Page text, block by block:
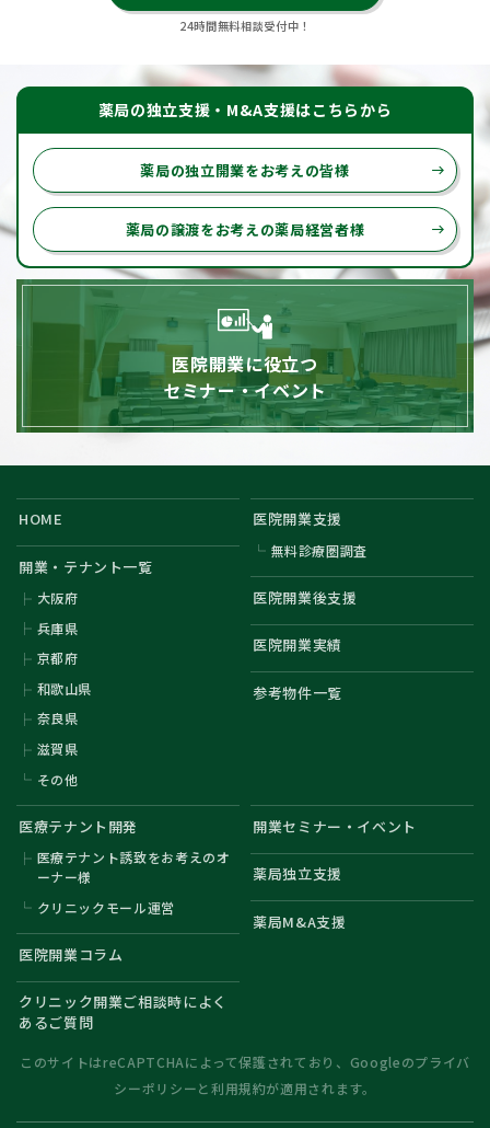
24時間無料相談受付中！
薬局の独立支援・M&A支援はこちらから
薬局の独立開業をお考えの皆様 east
薬局の譲渡をお考えの薬局経営者様 east
医院開業に役立つ
セミナー・イベント
HOME
開業・テナント一覧
大阪府
兵庫県
京都府
和歌山県
奈良県
滋賀県
その他
医院開業支援
無料診療圏調査
医院開業後支援
医院開業実績
参考物件一覧
医療テナント開発
医療テナント誘致をお考えのオ
ーナー様
クリニックモール運営
医院開業コラム
クリニック開業ご相談時によく
あるご質問
開業セミナー・イベント
薬局独立支援
薬局M&A支援
このサイトはreCAPTCHAによって保護されており、Googleのプライバ
シーポリシーと利用規約が適用されます。